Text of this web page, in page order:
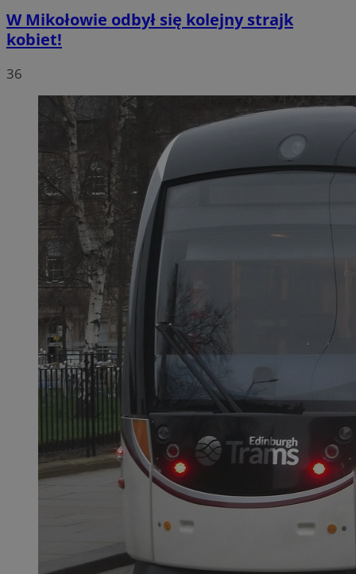
W Mikołowie odbył się kolejny strajk
kobiet!
36